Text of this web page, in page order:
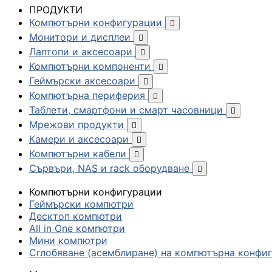
ПРОДУКТИ
Компютърни конфигурации

Монитори и дисплеи 
Лаптопи и аксесоари 
Компютърни компоненти 
Геймърски аксесоари 
Компютърна периферия 
Таблети, смартфони и смарт часовници 
Мрежови продукти 
Камери и аксесоари 
Компютърни кабели 
Сървъри, NAS и rack оборудване 
Компютърни конфигурации
Геймърски компютри
Десктоп компютри
All in One компютри
Мини компютри
Сглобяване (асемблиране) на компютърна